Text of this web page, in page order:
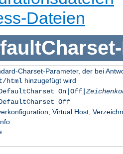
Dateien
-
Charset-Parameter, der bei
html hinzugefügt wird
On|Off|
Off
Virtual Host,